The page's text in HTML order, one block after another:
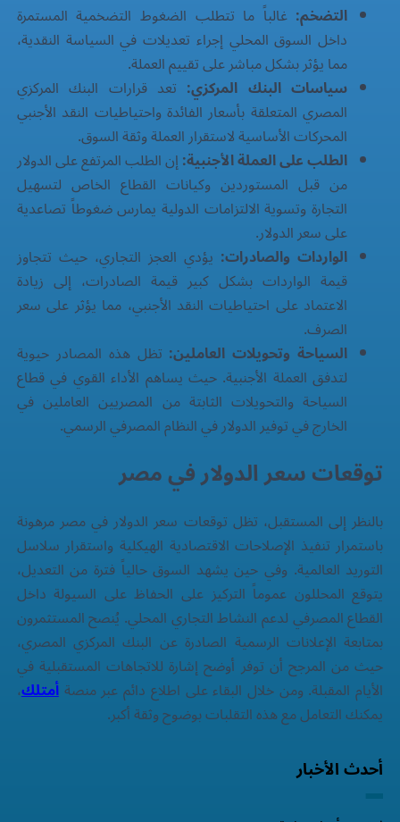
التضخم: غالباً ما تتطلب الضغوط التضخمية المستمرة
داخل السوق المحلي إجراء تعديلات في السياسة النقدية،
مما يؤثر بشكل مباشر على تقييم العملة.
سياسات البنك المركزي: تعد قرارات البنك المركزي
المصري المتعلقة بأسعار الفائدة واحتياطيات النقد الأجنبي
المحركات الأساسية لاستقرار العملة وثقة السوق.
الطلب على العملة الأجنبية:إن الطلب المرتفع على الدولار
من قبل المستوردين وكيانات القطاع الخاص لتسهيل
التجارة وتسوية الالتزامات الدولية يمارس ضغوطاً تصاعدية
على سعر الدولار.
الواردات والصادرات: يؤدي العجز التجاري، حيث تتجاوز
قيمة الواردات بشكل كبير قيمة الصادرات، إلى زيادة
الاعتماد على احتياطيات النقد الأجنبي، مما يؤثر على سعر
الصرف.
السياحة وتحويلات العاملين: تظل هذه المصادر حيوية
لتدفق العملة الأجنبية. حيث يساهم الأداء القوي في قطاع
السياحة والتحويلات الثابتة من المصريين العاملين في
الخارج في توفير الدولار في النظام المصرفي الرسمي.
توقعات سعر الدولار في مصر
بالنظر إلى المستقبل، تظل توقعات سعر الدولار في مصر مرهونة
باستمرار تنفيذ الإصلاحات الاقتصادية الهيكلية واستقرار سلاسل
التوريد العالمية. وفي حين يشهد السوق حالياً فترة من التعديل،
يتوقع المحللون عموماً التركيز على الحفاظ على السيولة داخل
القطاع المصرفي لدعم النشاط التجاري المحلي. يُنصح المستثمرون
بمتابعة الإعلانات الرسمية الصادرة عن البنك المركزي المصري،
حيث من المرجح أن توفر أوضح إشارة للاتجاهات المستقبلية في
الأيام المقبلة. ومن خلال البقاء على اطلاع دائم عبر منصةأمتلك،
يمكنك التعامل مع هذه التقلبات بوضوح وثقة أكبر.
أحدث الأخبار